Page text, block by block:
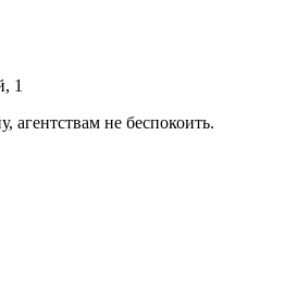
1
агентствам не беспокоить.